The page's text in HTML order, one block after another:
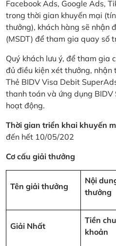
Facebook Ads, Google Ads,
trong thời gian khuyến mại
thưởng), khách hàng sẽ nhận
(MSDT) để tham gia quay số
Quý khách lưu ý, để tham gia
đủ điều kiện xét thưởng, nhận
Thẻ BIDV Visa Debit
thanh toán và ứng dụng
hoạt động.
Thời gian triển khai khuyến
đến hết 10/05/202
Cơ cấu giải thưởng
Tên giải thưởng
Nội
thưởng
Giải Nhất
Tiền
khoản